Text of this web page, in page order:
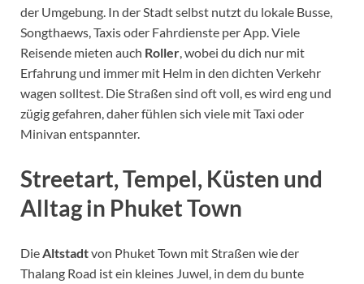
der Umgebung. In der Stadt selbst nutzt du lokale Busse,
Songthaews, Taxis oder Fahrdienste per App. Viele
Reisende mieten auch Roller , wobei du dich nur mit
Erfahrung und immer mit Helm in den dichten Verkehr
wagen solltest. Die Straßen sind oft voll, es wird eng und
zügig gefahren, daher fühlen sich viele mit Taxi oder
Minivan entspannter.
Streetart, Tempel, Küsten und
Alltag in Phuket Town
DieAltstadtvon Phuket Town mit Straßen wie der
Thalang Road ist ein kleines Juwel, in dem du bunte